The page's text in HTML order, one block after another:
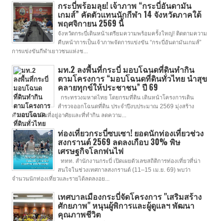
กระบี่พร้อมลุย! เจ้าภาพ “กระบี่อันดามัน
เกมส์” คัดตัวแทนนักกีฬา 14 จังหวัดภาคใต้
พฤศจิกายน 2569 นี้
จังหวัดกระบี่เดินหน้าเตรียมความพร้อมครั้งใหญ่! ติดตามความ
คืบหน้าการเป็นเจ้าภาพจัดการแข่งขัน “กระบี่อันดามันเกมส์”
การแข่งขันกีฬาเยาวชนแห่งช...
มท.2 ลงพื้นที่กระบี่ มอบโฉนดที่ดินทำกิน
ตามโครงการ “มอบโฉนดที่ดินทั่วไทย นำสุข
คลายทุกข์ให้ประชาชน” ปี 69
กระทรวงมหาดไทย โดยกรมที่ดิน เดินหน้าโครงการเดิน
สำรวจออกโฉนดที่ดิน ประจำปีงบประมาณ 2569 มุ่งสร้าง
ความมั่นคงในที่อยู่อาศัยและที่ทำกิน ลดความ...
ท่องเที่ยวกระบี่ซบเซา! ยอดนักท่องเที่ยวช่วง
สงกรานต์ 2569 ลดลงเกือบ 30% พิษ
เศรษฐกิจโลกพ่นไฟ
ททท. สำนักงานกระบี่ เปิดเผยตัวเลขสถิติการท่องเที่ยวที่น่า
สนใจในช่วงเทศกาลสงกรานต์ (11–15 เม.ย. 69) พบว่า
จำนวนนักท่องเที่ยวและรายได้ลดลงอย...
เทศบาลเมืองกระบี่จัดโครงการ "เสริมสร้าง
ศักยภาพ" หนุนผู้พิการและผู้ดูแลฯ พัฒนา
คุณภาพชีวิต